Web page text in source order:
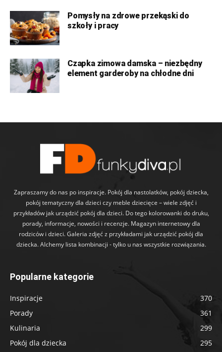
Pomysły na zdrowe przekąski do
szkoły i pracy
Czapka zimowa damska – niezbędny
element garderoby na chłodne dni
Zapraszamy do nas po inspiracje. Pokój dla nastolatków, pokój dziecka,
pokój tematyczny dla dzieci czy meble dziecięce – wiele zdjęć i
przykładów jak urządzić pokój dla dzieci. Do tego kolorowanki do druku,
porady, informacje, nowości i recenzje. Magazyn internetowy dla
rodziców i dzieci. Galeria zdjęć z przykładami jak urządzić pokój dla
dziecka. Alchemy lista kombinacji - tylko u nas wszystkie rozwiązania.
Popularne kategorie
Inspiracje
370
Porady
361
Kulinaria
299
Pokój dla dziecka
295